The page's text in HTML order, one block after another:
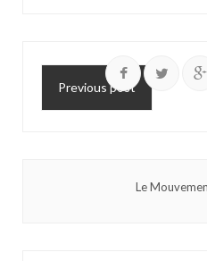
Previous post
Le